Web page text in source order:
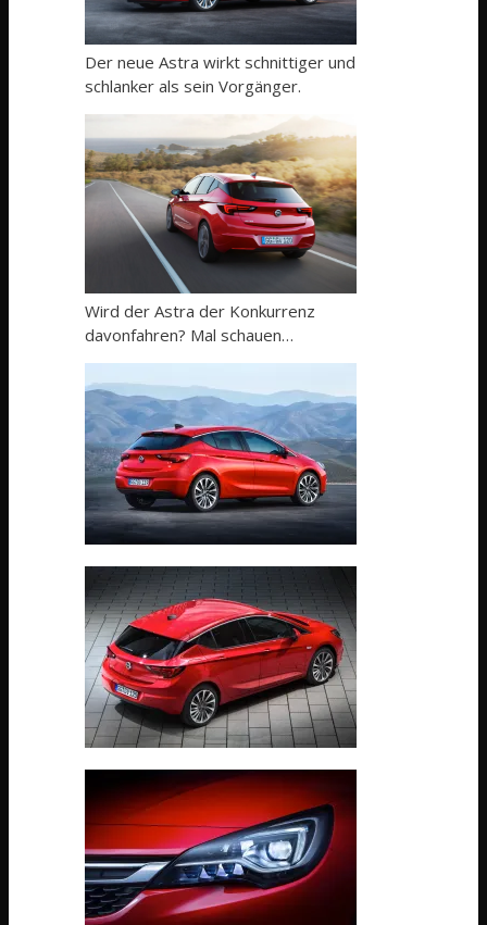
Der neue Astra wirkt schnittiger und
schlanker als sein Vorgänger.
Wird der Astra der Konkurrenz
davonfahren? Mal schauen…